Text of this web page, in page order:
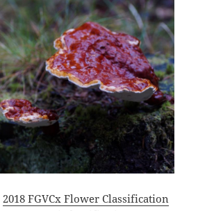
2018 FGVCx Flower Classification